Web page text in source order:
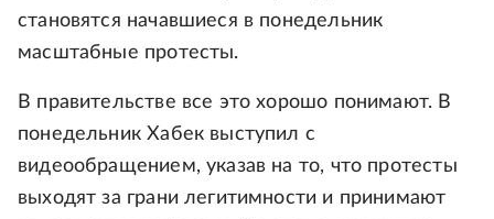
становятся начавшиеся в понедельник
масштабные протесты.
В правительстве все это хорошо понимают. В
понедельник Хабек выступил с
видеообращением, указав на то, что протесты
выходят за грани легитимности и принимают